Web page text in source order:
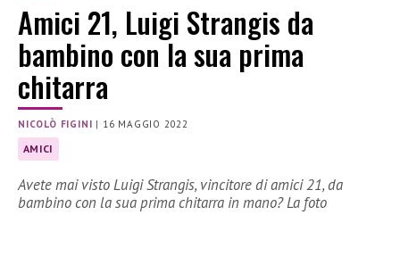
Amici 21, Luigi Strangis da
bambino con la sua prima
chitarra
NICOLÒ FIGINI | 16 MAGGIO 2022
AMICI
Avete mai visto Luigi Strangis, vincitore di amici 21, da
bambino con la sua prima chitarra in mano? La foto